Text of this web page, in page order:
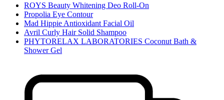
ROYS Beauty Whitening Deo Roll-On
Propolia Eye Contour
Mad Hippie Antioxidant Facial Oil
Avril Curly Hair Solid Shampoo
PHYTORELAX LABORATORIES Coconut Bath &
Shower Gel